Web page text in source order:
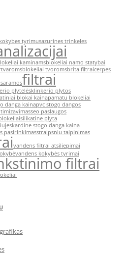
tyrimusazurines trinkeles
kaminamsblokeliai namo statybai
blokeliai tvoromsbrita filtraicerpes
filtrai
plytelėsklinkerio plytos
blokai kainapamatu blokeliai
danga kainapvc stogo dangos
seo paslaugos
silikatine plyta
skardine stogo danga kaina
pasirinkimasstraipsniu talpinimas
vandens filtrai atsiliepimai
vandens kokybės tyrimaifiltrai